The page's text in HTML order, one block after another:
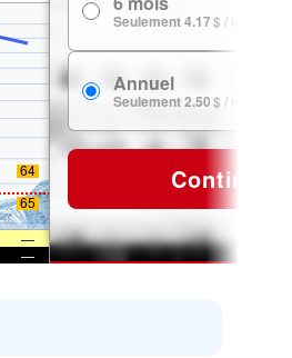
64
65
—
—
Seulement 4.17 $ / mois
Annuel
Seulement 2.50 $ / mois
Continuer